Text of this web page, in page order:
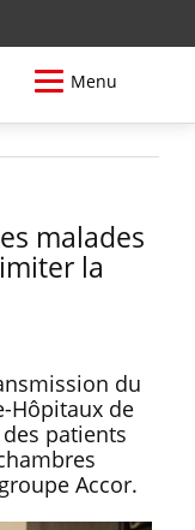
Menu
malades
la
du
Hôpitaux de
patients
Accor.